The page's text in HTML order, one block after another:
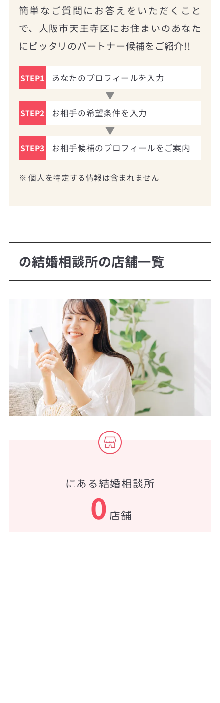
簡単なご質問にお答えをいただくこと
で、大阪市天王寺区にお住まいのあなた
にピッタリのパートナー候補をご紹介!!
STEP1 あなたのプロフィールを入力
STEP2 お相手の希望条件を入力
STEP3 お相手候補のプロフィールをご案内
※ 個人を特定する情報は含まれません
の結婚相談所の店舗一覧
にある結婚相談所
0 店舗